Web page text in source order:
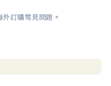
外訂購常見問題 。